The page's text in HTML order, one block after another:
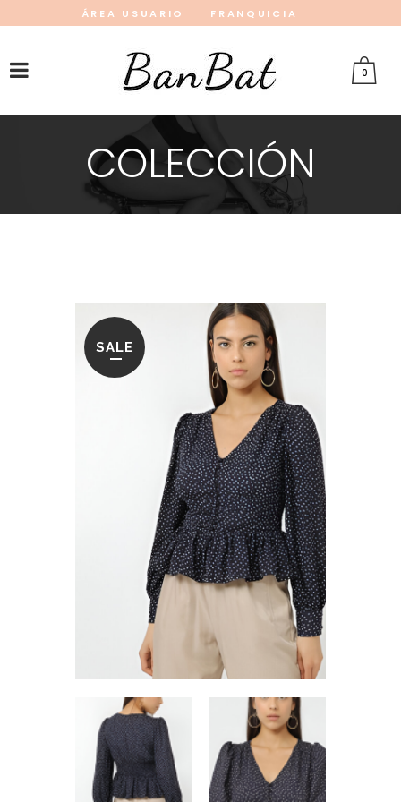
ÁREA USUARIO
FRANQUICIA
0
COLECCIÓN
SALE